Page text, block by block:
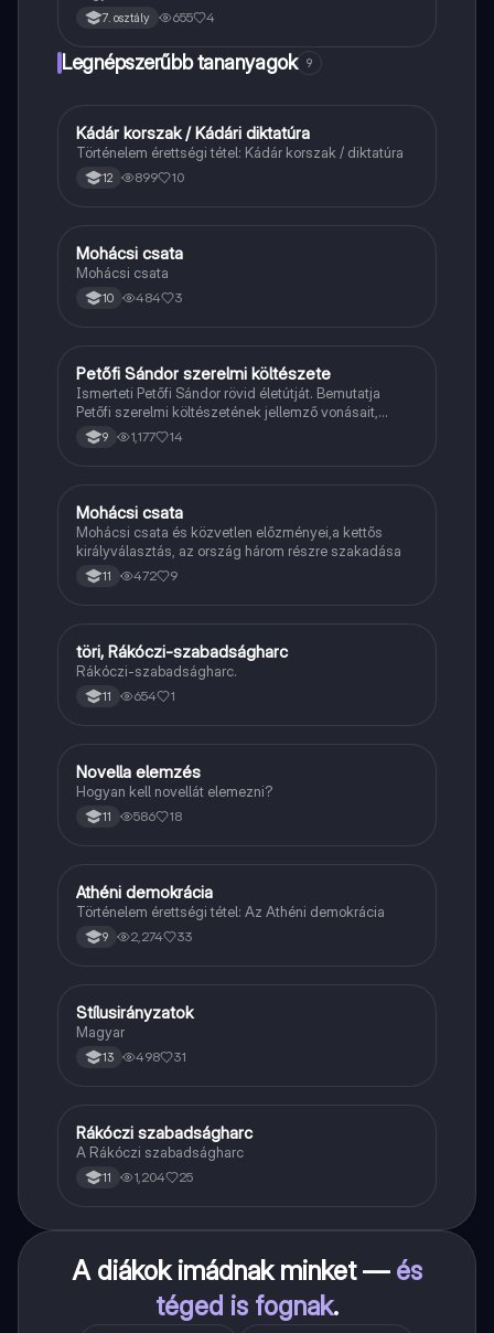
7. osztály 655 4
Legnépszerűbb tananyagok 9
Töri
Kádár korszak / Kádári diktatúra
Történelem érettségi tétel: Kádár korszak / diktatúra
12 899 10
Magyar
Mohácsi csata
Mohácsi csata
10 484 3
Magyar
Petőfi Sándor szerelmi költészete
Ismerteti Petőfi Sándor rövid életútját. Bemutatja
Petőfi szerelmi költészetének jellemző vonásait,
vereseinek ihletőit és külön kitér a hitvesi
költészetére.
9 1,177 14
Töri
Mohácsi csata
Mohácsi csata és közvetlen előzményei,a kettős
királyválasztás, az ország három részre szakadása
11 472 9
Töri
töri, Rákóczi-szabadságharc
Rákóczi-szabadságharc.
11 654 1
Magyar
Novella elemzés
Hogyan kell novellát elemezni?
11 586 18
Töri
Athéni demokrácia
Történelem érettségi tétel: Az Athéni demokrácia
9 2,274 33
Magyar
Stílusirányzatok
Magyar
13 498 31
Töri
Rákóczi szabadságharc
A Rákóczi szabadságharc
11 1,204 25
A diákok imádnak minket — és
téged is fognak.